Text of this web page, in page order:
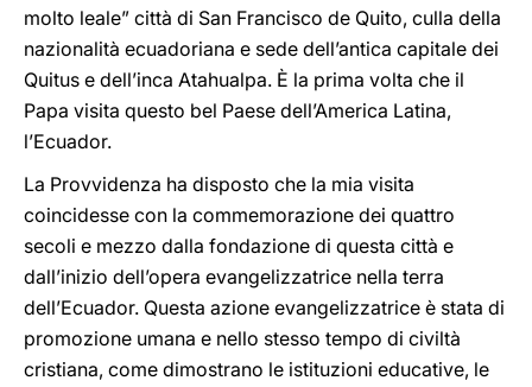
molto leale” città di San Francisco de Quito, culla della
nazionalità ecuadoriana e sede dell’antica capitale dei
Quitus e dell’inca Atahualpa. È la prima volta che il
Papa visita questo bel Paese dell’America Latina,
l’Ecuador.
La Provvidenza ha disposto che la mia visita
coincidesse con la commemorazione dei quattro
secoli e mezzo dalla fondazione di questa città e
dall’inizio dell’opera evangelizzatrice nella terra
dell’Ecuador. Questa azione evangelizzatrice è stata di
promozione umana e nello stesso tempo di civiltà
cristiana, come dimostrano le istituzioni educative, le